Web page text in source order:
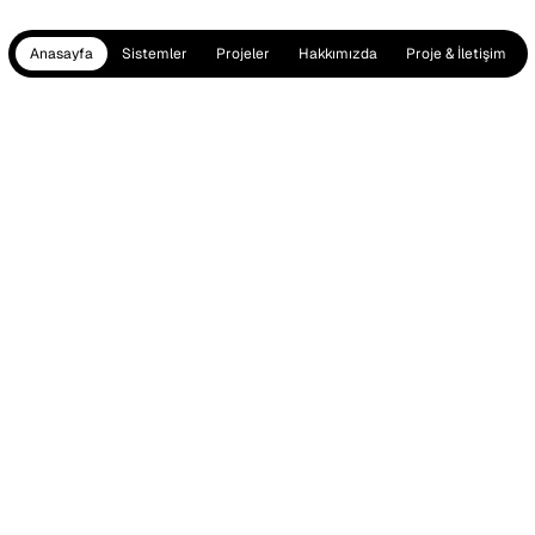
Anasayfa Sistemler Projeler Hakkımızda Proje & İletişim